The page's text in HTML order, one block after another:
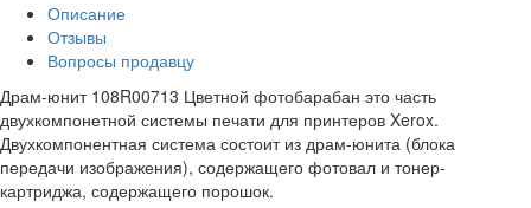
Описание
Отзывы
Вопросы продавцу
Драм-юнит 108R00713 Цветной фотобарабан это часть
двухкомпонетной системы печати для принтеров Xerox.
Двухкомпонентная система состоит из драм-юнита (блока
передачи изображения), содержащего фотовал и тонер-
картриджа, содержащего порошок.